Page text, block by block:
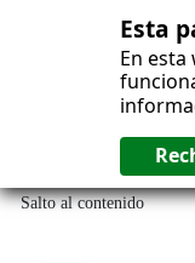
Esta
En
Salto al contenido